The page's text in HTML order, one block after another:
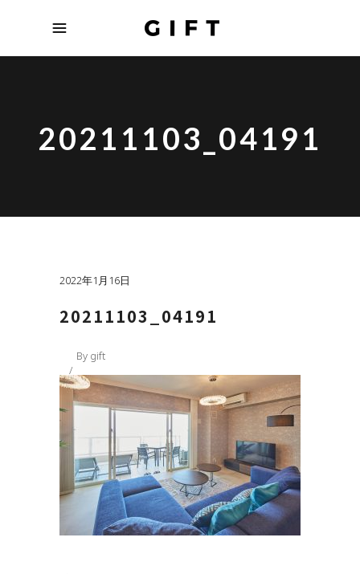
20211103_04191
2022年1月16日
20211103_04191
By gift